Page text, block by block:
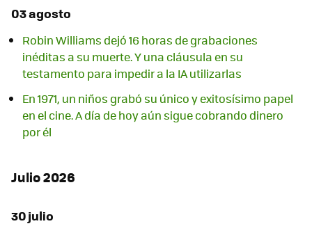
03 agosto
Robin Williams dejó 16 horas de grabaciones
inéditas a su muerte. Y una cláusula en su
testamento para impedir a la IA utilizarlas
En 1971, un niños grabó su único y exitosísimo papel
en el cine. A día de hoy aún sigue cobrando dinero
por él
Julio 2026
30 julio